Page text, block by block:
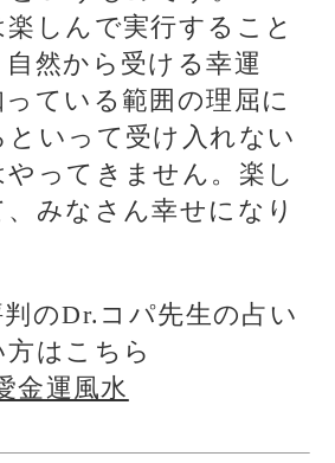
銀座の母
厳しくも暖かい鑑定
で、相談者を真っ直
ぐに導きます。
紫月香帆
独自に研究を重ねた
風水で、相談者を開
運へと導きます
伝説の占い師銭天牛
の名を継ぐ西洋星占
術のプロです。